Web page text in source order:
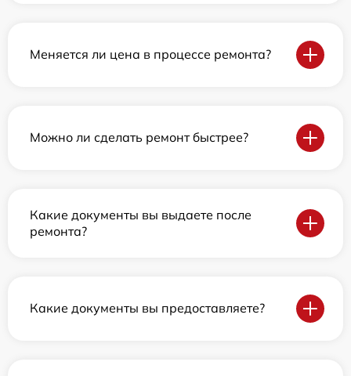
Меняется ли цена в процессе ремонта?
Можно ли сделать ремонт быстрее?
Какие документы вы выдаете после
ремонта?
Какие документы вы предоставляете?